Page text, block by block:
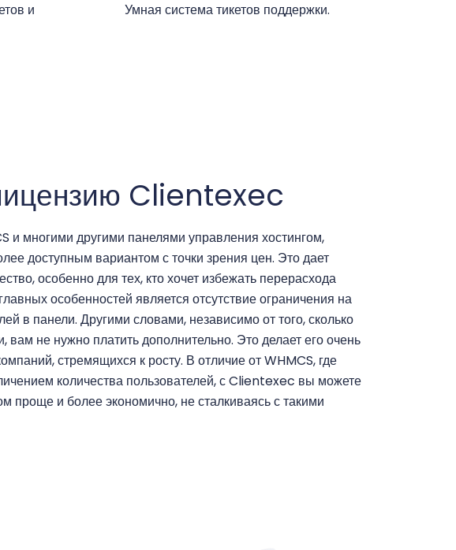
и
Умная система тикетов поддержки.
Clientexec
и многими другими панелями управления хостингом,
доступным вариантом с точки зрения цен. Это дает
особенно для тех, кто хочет избежать перерасхода
особенностей является отсутствие ограничения на
в панели. Другими словами, независимо от того, сколько
вам не нужно платить дополнительно. Это делает его очень
стремящихся к росту. В отличие от WHMCS, где
количества пользователей, с Clientexec вы можете
проще и более экономично, не сталкиваясь с такими